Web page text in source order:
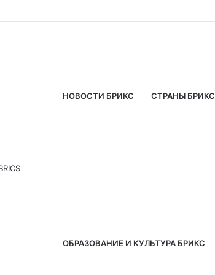
НОВОСТИ БРИКС СТРАНЫ БРИКС
ОБРАЗОВАНИЕ И КУЛЬТУРА БРИКС